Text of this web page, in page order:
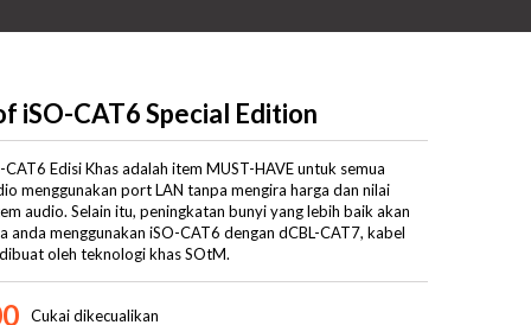
iSO-CAT6 Special Edition
Edisi Khas adalah item MUST-HAVE untuk semua
menggunakan port LAN tanpa mengira harga dan nilai
audio. Selain itu, peningkatan bunyi yang lebih baik akan
anda menggunakan iSO-CAT6 dengan dCBL-CAT7, kabel
oleh teknologi khas SOtM.
Cukai dikecualikan